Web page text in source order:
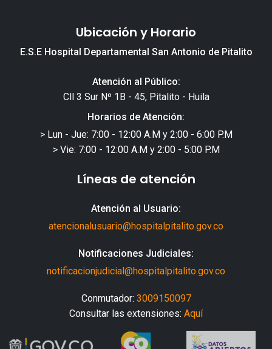
Ubicación y Horario
E.S.E Hospital Departamental San Antonio de Pitalito
Atención al Público:
Cll 3 Sur Nº 1B - 45, Pitalito - Huila
Horarios de Atención:
> Lun - Jue: 7:00 - 12:00 A.M y 2:00 - 6:00 P.M
> Vie: 7:00 - 12:00 A.M y 2:00 - 5:00 P.M
Líneas de atención
Atención al Usuario:
atencionalusuario@hospitalpitalito.gov.co
Notificaciones Judiciales:
notificacionjudicial@hospitalpitalito.gov.co
Conmutador: 3009150097
Consultar las extensiones: Aquí